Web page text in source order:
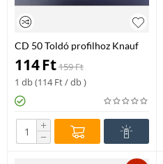
CD 50 Toldó profilhoz Knauf
114Ft159Ft
1 db (114Ft/ db )
+
−